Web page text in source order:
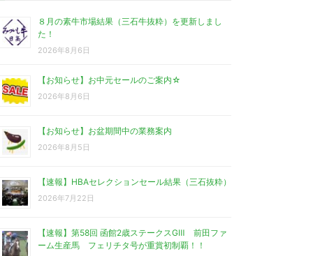
８月の素牛市場結果（三石牛抜粋）を更新しまし
た！
2026年8月6日
【お知らせ】お中元セールのご案内☆
2026年8月6日
【お知らせ】お盆期間中の業務案内
2026年8月5日
【速報】HBAセレクションセール結果（三石抜粋）
2026年7月22日
【速報】第58回 函館2歳ステークスGⅢ 前田ファ
ーム生産馬 フェリチタ号が重賞初制覇！！